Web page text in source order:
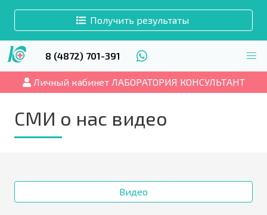
Получить результаты
8 (4872) 701-391
Личный кабинет ЛАБОРАТОРИЯ КОНСУЛЬТАНТ
СМИ о нас видео
Видео